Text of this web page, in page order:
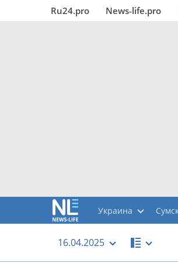
Ru24.pro News‑life.pro
Украина
16.04.2025